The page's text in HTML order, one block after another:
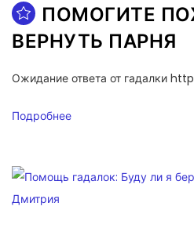
ПОМОГИТЕ
ВЕРНУТЬ ПАРНЯ
Ожидание ответа от гадалки
Подробнее